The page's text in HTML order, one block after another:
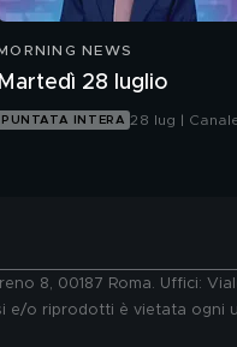
MORNING NEWS
Martedì 28 luglio
PUNTATA INTERA 28 lug |
8, 00187 Roma. Uffici:
o riprodotti è vietata